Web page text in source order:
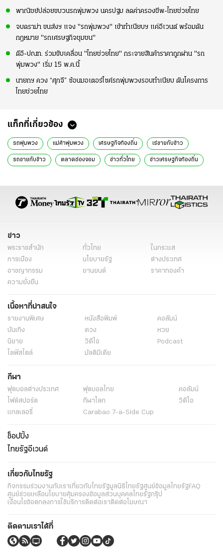
พาณิชย์ปล่อยขบวนรถพุ่มพวง นครปฐม ลดค่าครองชีพ-ไทยช่วยไทย
จบดราม่า ขนส่งฯ แจง "รถพุ่มพวง" เข้าทำเนียบฯ แค่อีเวนต์ พร้อมดัน
กฎหมาย "รถเศรษฐกิจชุมชน"
ดีอี-ปณท. ร่วมขับเคลื่อน "ไทยช่วยไทย" กระจายสินค้าราคาถูกผ่าน "รถ
พุ่มพวง" เริ่ม 15 พ.ค.นี้
นายกฯ ควง “ศุภจี” ซ้อนมอเตอร์ไซค์รถพุ่มพวงรอบทำเนียบ ดันโครงการ
ไทยช่วยไทย
แท็กที่เกี่ยวข้อง
รถพุ่มพวง แม่ค้าพุ่มพวง เศรษฐกิจท้องถิ่น เร่ขายกับข้าว
รถขายกับข้าว ตลาดช่องจอม ข่าวทั่วไทย ข่าวเศรษฐกิจท้องถิ่น
ข่าว
พระราชสำนัก ทั่วไทย
ในกระแส
การเมือง
นโยบายรัฐ
ต่างประเทศ
อาชญากรรม
ยานยนต์
ราคาทองคำ
ความยั่งยืน
เนื้อหาที่น่าสนใจ
รายงานพิเศษ หนังสือพิมพ์
คอลัมน์
บันเทิง
ดวง
หวย
นิยาย
วิดีโอ
Podcast
ไลฟ์สไตล์
มัลติมีเดีย
กีฬา
ฟุตบอลต่่างประเทศ ฟุตบอลไทย
คอลัมน์
ไฟต์สปอร์ต
กีฬาโลก
วิดีโอ
แกลเลอรี่
Carabao 7-a-Side Cup
ช็อปปิ้ง
ไทยรัฐอีเวนต์
เกี่ยวกับไทยรัฐ
กิจกรรมร่วมงานกับเราเกี่ยวกับไทยรัฐมูลนิธิไทยรัฐศูนย์ข้อมูลไทยรัฐ FAQ
ศูนย์ช่วยเหลือนโยบายคุ้มครองข้อมูลส่วนบุคคลไทยรัฐกรุ๊ป
เงื่อนไขข้อตกลงการใช้บริการติดต่อเราติดต่อโฆษณา
ติดตามเราได้ที่